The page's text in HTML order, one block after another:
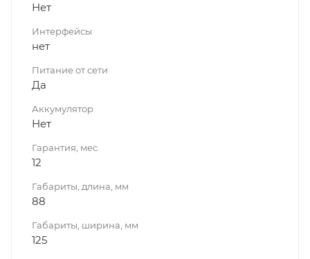
Нет
Интерфейсы
нет
Питание от сети
Да
Аккумулятор
Нет
Гарантия, мес.
12
Габариты, длина, мм
88
Габариты, ширина, мм
125